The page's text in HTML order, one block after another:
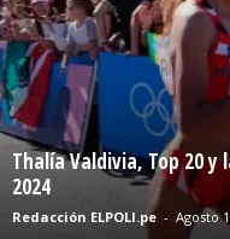
Thalía Valdivia, Top 20
2024
Redacción ELPOLI.pe - Agosto